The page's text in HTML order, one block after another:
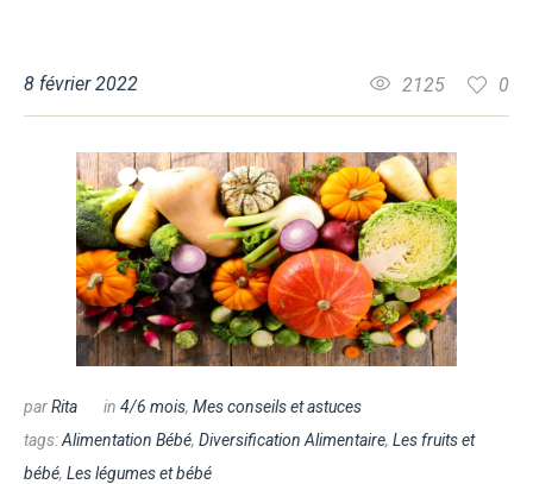
8 février 2022 0
2125
parRita in 4/6 mois, Mes conseils et astuces
tags:Alimentation Bébé, Diversification Alimentaire, Les fruits et
bébé, Les légumes et bébé